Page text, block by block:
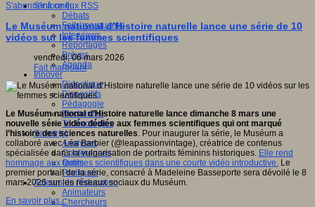
S'informer
Débats
Faits marquants
Interviews
Reportages
Brèves
Agenda
Innover
Didactique
Dispositifs
Pédagogie
Recherche
Technologies
Savoir(s)
Analyses
Conférences
Outils
Pratiques
Acteurs de l'éducation
Animateurs
Chercheurs
S'abonner à ce flux RSS
Le Muséum national d’Histoire naturelle lance une série de 10
vidéos sur les femmes scientifiques
vendredi, 06 mars 2026
Fait marquant
Le Muséum national d’Histoire naturelle lance dimanche 8 mars une
nouvelle série vidéo dédiée aux femmes scientifiques qui ont marqué
l’histoire des sciences naturelles. Pour inaugurer la série, le Muséum a
collaboré avec Léa Barbier (@leapassionvintage), créatrice de contenus
spécialisée dans la vulgarisation de portraits féminins historiques. Elle rend
hommage aux femmes scientifiques dans une courte vidéo introductive. Le
premier portrait de la série, consacré à Madeleine Basseporte sera dévoilé le 8
mars 2026 sur les réseaux sociaux du Muséum.
En savoir plus...